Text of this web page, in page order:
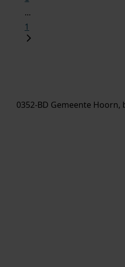
...
1
0352-BD Gemeente